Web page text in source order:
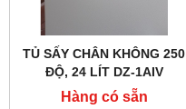
TỦ SẤY CHÂN KHÔNG 250
ĐỘ, 24 LÍT DZ-1AIV
TAISITELAB
Hàng có sẵn